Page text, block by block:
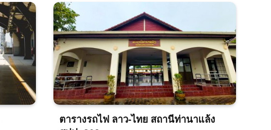
ตารางรถไฟ ลาว-ไทย สถานีท่านาแล้ง